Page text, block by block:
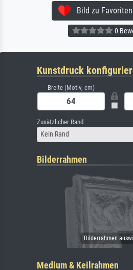
Bild zu Favoriten
0
Kunstdruck
Breite (Motiv, cm)
Zusätzlicher Rand
Kein Rand
Bilderrahmen
Medium & Keilrahmen